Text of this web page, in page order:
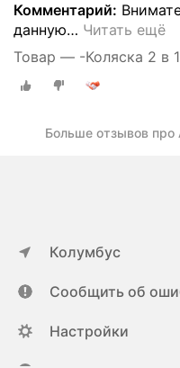
Комментарий:
данную… Читать ещё
Товар — -Коляска 2 в
Больше отзывов про
Колумбус
Сообщить об
Настройки